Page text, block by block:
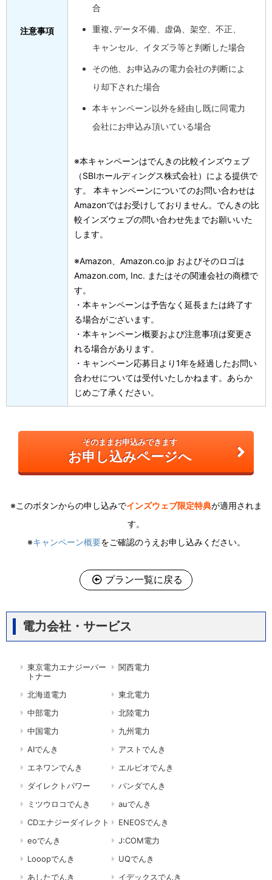
注意事項
合
重複､データ不備、虚偽、架空、不正、
キャンセル、イタズラ等と判断した場合
その他、お申込みの電力会社の判断によ
り却下された場合
本キャンペーン以外を経由し既に同電力
会社にお申込み頂いている場合
※本キャンペーンはでんきの比較インズウェブ
（SBIホールディングス株式会社）による提供で
す。 本キャンペーンについてのお問い合わせは
Amazonではお受けしておりません。でんきの比
較インズウェブの問い合わせ先までお願いいた
します。
※Amazon、Amazon.co.jp およびそのロゴは
Amazon.com, Inc. またはその関連会社の商標で
す。
・本キャンペーンは予告なく延長または終了す
る場合がございます。
・本キャンペーン概要および注意事項は変更さ
れる場合があります。
・キャンペーン応募日より1年を経過したお問い
合わせについては受付いたしかねます。あらか
じめご了承ください。
そのままお申込みできます
お申し込みページへ
※このボタンからの申し込みでインズウェブ限定特典が適用されま
す。
※キャンペーン概要をご確認のうえお申し込みください。
プラン一覧に戻る
電力会社・サービス
東京電力エナジーパー
トナー
関西電力
北海道電力
東北電力
中部電力
北陸電力
中国電力
九州電力
AIでんき
アストでんき
エネワンでんき
エルピオでんき
ダイレクトパワー
パンダでんき
ミツウロコでんき
auでんき
CDエナジーダイレクト
ENEOSでんき
eoでんき
J:COM電力
Looopでんき
UQでんき
あしたでんき
イデックスでんき